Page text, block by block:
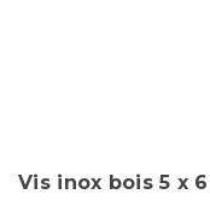
Vis inox bois 5 x